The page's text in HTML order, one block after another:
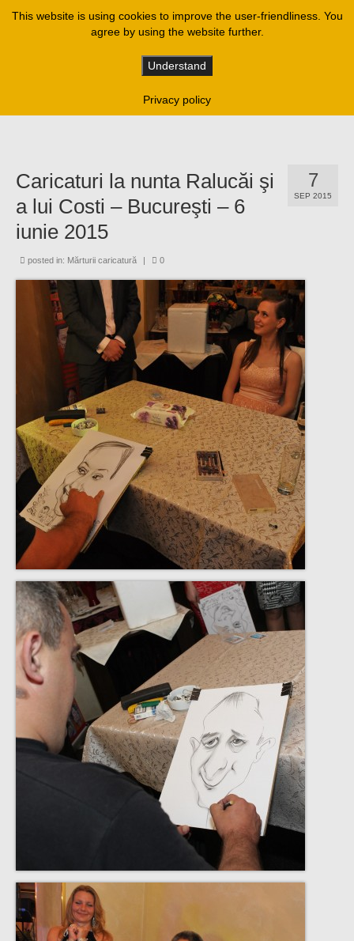
7
SEP 2015
Caricaturi la nunta Ralucăi şi
a lui Costi – Bucureşti – 6
iunie 2015
posted in: Mărturii caricatură | 0
This website is using cookies to improve the user-friendliness. You
agree by using the website further.
Understand
Privacy policy